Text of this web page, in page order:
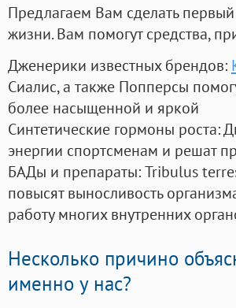
Предлагаем Вам сделать
жизни. Вам помогут средства,
Дженерики известных брендов:
Сиалис, а также Попперсы
более насыщенной и яркой
Синтетические гормоны роста:
энергии спортсменам и решат
БАДы и препараты:Tribulus
повысят выносливость
работу многих внутренних
Несколько причино
именно у нас?